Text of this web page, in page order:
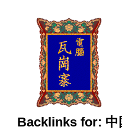
Backlinks for: 中